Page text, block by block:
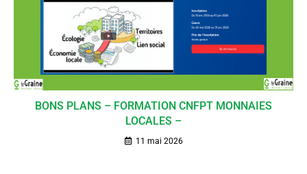
BONS PLANS – FORMATION CNFPT MONNAIES
LOCALES –
11 mai 2026